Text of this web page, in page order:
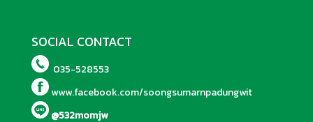
SOCIAL CONTACT
035-528553
www.facebook.com/soongsumarnpadungwit
@532momjw